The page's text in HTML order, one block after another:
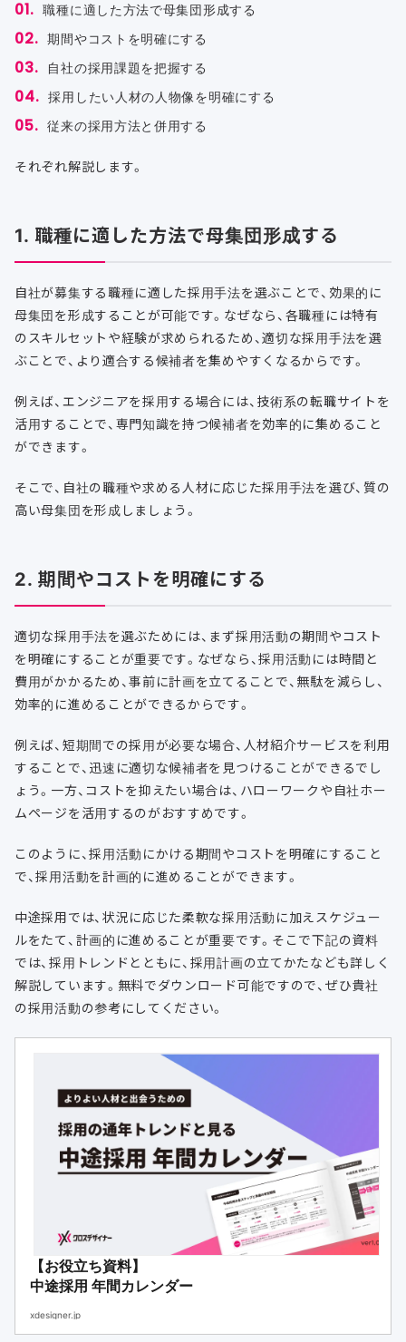
職種に適した方法で母集団形成する
期間やコストを明確にする
自社の採用課題を把握する
採用したい人材の人物像を明確にする
従来の採用方法と併用する
それぞれ解説します。
1. 職種に適した方法で母集団形成する
自社が募集する職種に適した採用手法を選ぶことで、効果的に
母集団を形成することが可能です。なぜなら、各職種には特有
のスキルセットや経験が求められるため、適切な採用手法を選
ぶことで、より適合する候補者を集めやすくなるからです。
例えば、エンジニアを採用する場合には、技術系の転職サイトを
活用することで、専門知識を持つ候補者を効率的に集めること
ができます。
そこで、自社の職種や求める人材に応じた採用手法を選び、質の
高い母集団を形成しましょう。
2. 期間やコストを明確にする
適切な採用手法を選ぶためには、まず採用活動の期間やコスト
を明確にすることが重要です。なぜなら、採用活動には時間と
費用がかかるため、事前に計画を立てることで、無駄を減らし、
効率的に進めることができるからです。
例えば、短期間での採用が必要な場合、人材紹介サービスを利用
することで、迅速に適切な候補者を見つけることができるでし
ょう。一方、コストを抑えたい場合は、ハローワークや自社ホー
ムページを活用するのがおすすめです。
このように、採用活動にかける期間やコストを明確にすること
で、採用活動を計画的に進めることができます。
中途採用では、状況に応じた柔軟な採用活動に加えスケジュー
ルをたて、計画的に進めることが重要です。そこで下記の資料
では、採用トレンドとともに、採用計画の立てかたなども詳しく
解説しています。無料でダウンロード可能ですので、ぜひ貴社
の採用活動の参考にしてください。
【お役立ち資料】
中途採用 年間カレンダー
xdesigner.jp